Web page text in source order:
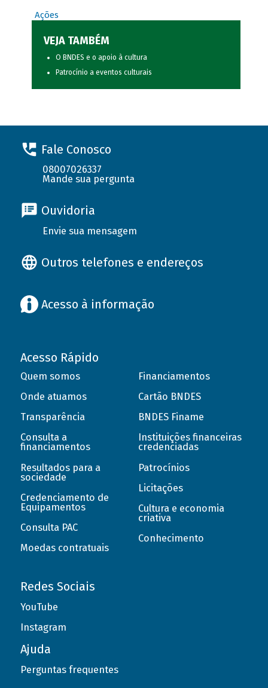
Ações
VEJA TAMBÉM
O BNDES e o apoio à cultura
Patrocínio a eventos culturais
Fale Conosco
08007026337
Mande sua pergunta
Ouvidoria
Envie sua mensagem
Outros telefones e endereços
Acesso à informação
Acesso Rápido
Quem somos
Onde atuamos
Transparência
Consulta a
financiamentos
Resultados para a
sociedade
Credenciamento de
Equipamentos
Consulta PAC
Moedas contratuais
Financiamentos
Cartão BNDES
BNDES Finame
Instituições financeiras
credenciadas
Patrocínios
Licitações
Cultura e economia
criativa
Conhecimento
Redes Sociais
YouTube
Instagram
Ajuda
Perguntas frequentes